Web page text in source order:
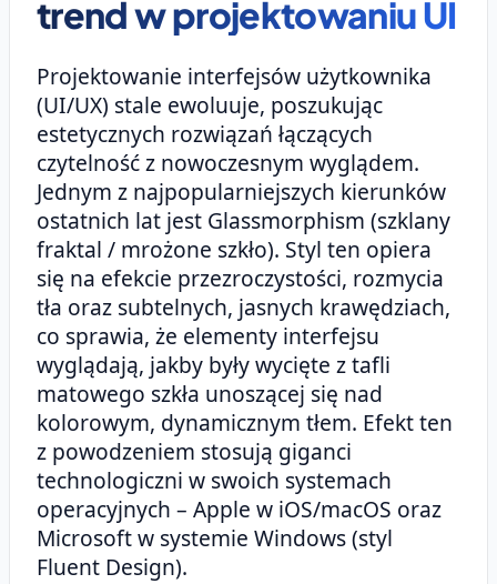
trend w projektowaniu UI
Projektowanie interfejsów użytkownika
(UI/UX) stale ewoluuje, poszukując
estetycznych rozwiązań łączących
czytelność z nowoczesnym wyglądem.
Jednym z najpopularniejszych kierunków
ostatnich lat jest Glassmorphism (szklany
fraktal / mrożone szkło). Styl ten opiera
się na efekcie przezroczystości, rozmycia
tła oraz subtelnych, jasnych krawędziach,
co sprawia, że elementy interfejsu
wyglądają, jakby były wycięte z tafli
matowego szkła unoszącej się nad
kolorowym, dynamicznym tłem. Efekt ten
z powodzeniem stosują giganci
technologiczni w swoich systemach
operacyjnych – Apple w iOS/macOS oraz
Microsoft w systemie Windows (styl
Fluent Design).